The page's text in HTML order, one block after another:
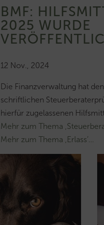
BMF:
2025 WURDE
12 Nov., 2024
Die Finanzverwaltung hat
schriftlichen
hierfür zugelassenen
Mehr zum Thema
Mehr zum Thema ‚Erlass’…